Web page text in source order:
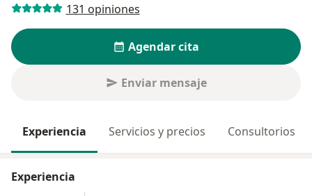
131 opiniones
Agendar cita
Enviar mensaje
Experiencia Servicios y precios Consultorios
Experiencia